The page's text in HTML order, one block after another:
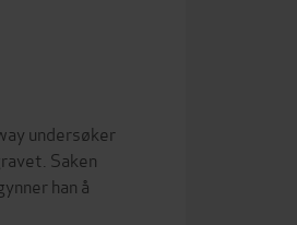
undersøker
Saken
han å